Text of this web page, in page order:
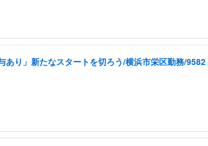
り」新たなスタートを切ろう/横浜市栄区勤務/9582